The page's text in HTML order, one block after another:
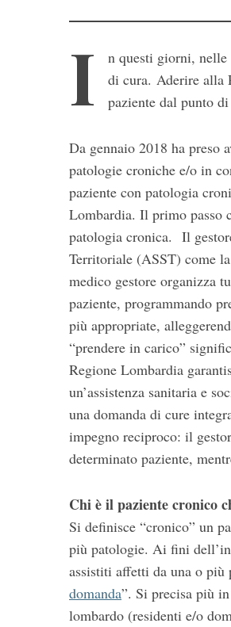
I
n questi giorni,
di cura. Aderire alla
paziente dal punto
Da gennaio 2018 ha
patologie croniche e/o in
paziente con patologia
Lombardia. Il primo passo
patologia cronica. Il
Territoriale (ASST) come
medico gestore organizza
paziente, programmando
più appropriate,
“prendere in carico”
Regione Lombardia
un’assistenza sanitaria e
una domanda di cure
impegno reciproco: il
determinato paziente,
Chi è il paziente cronico
Si definisce “cronico” un
più patologie. Ai fini
assistiti affetti da una o
domanda”. Si precisa più
lombardo (residenti e/o
S
e
c
h
f
: